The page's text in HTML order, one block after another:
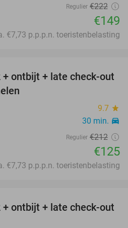
Regulier €222
€149
€7,73 p.p.p.n. toeristenbelasting
41%
ontbijt + late check-out
9.7 star
30 min. directions_car
Regulier €212
€125
€7,73 p.p.p.n. toeristenbelasting
30%
ontbijt + late check-out